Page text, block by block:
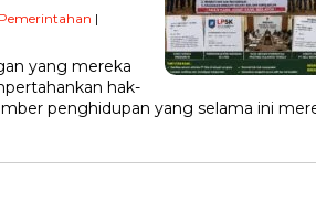
Pemerintahan |
yang mereka
hak-
penghidupan yang selama ini